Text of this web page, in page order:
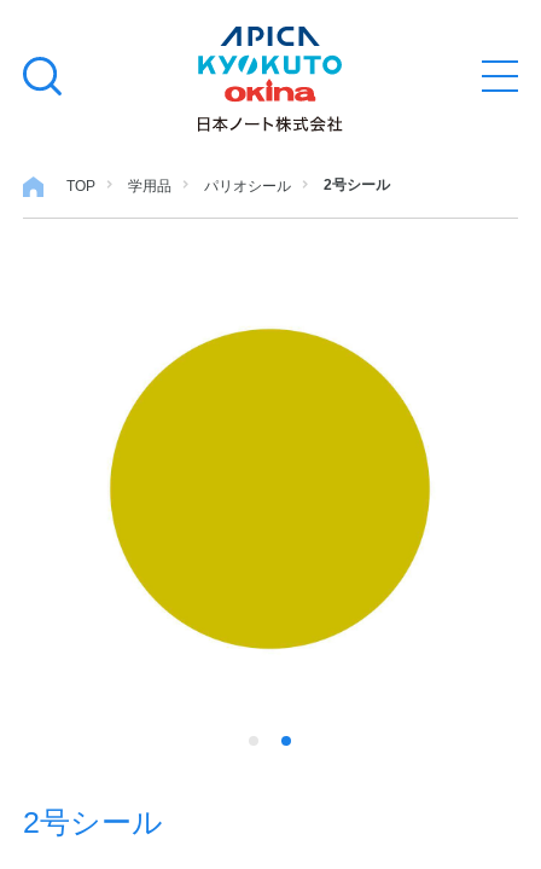
文
キ
ッ
閉
検
る
日用・事務用品
特集・コラム
ノートの豆知識
探求・自主学習のすすめ
公式オンラインショップ
TOP 学用品 パリオシール 2号シール
2号シール